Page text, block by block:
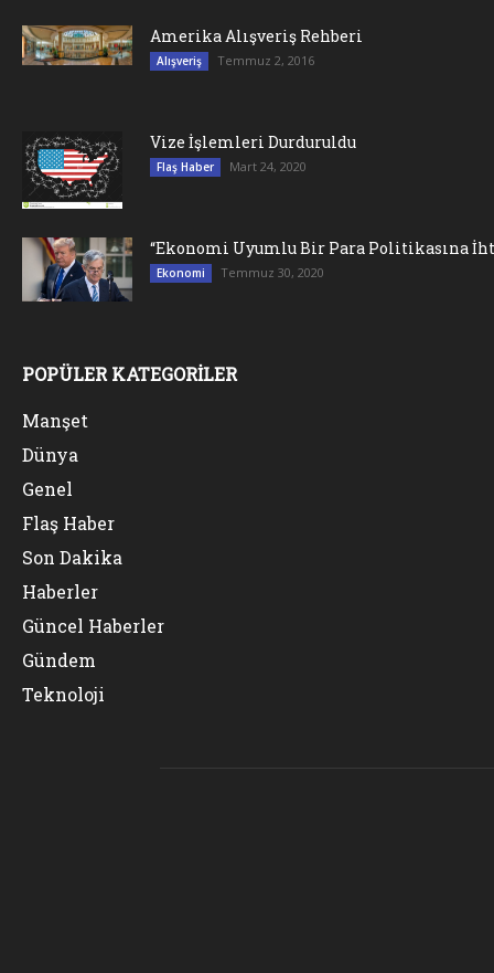
Amerika Alışveriş Rehberi
Alışveriş Temmuz 2, 2016
Vize İşlemleri Durduruldu
Flaş Haber Mart 24, 2020
“Ekonomi Uyumlu Bir Para Politikasına
Ekonomi Temmuz 30, 2020
POPÜLER KATEGORİLER
Manşet
Dünya
Genel
Flaş Haber
Son Dakika
Haberler
Güncel Haberler
Gündem
Teknoloji